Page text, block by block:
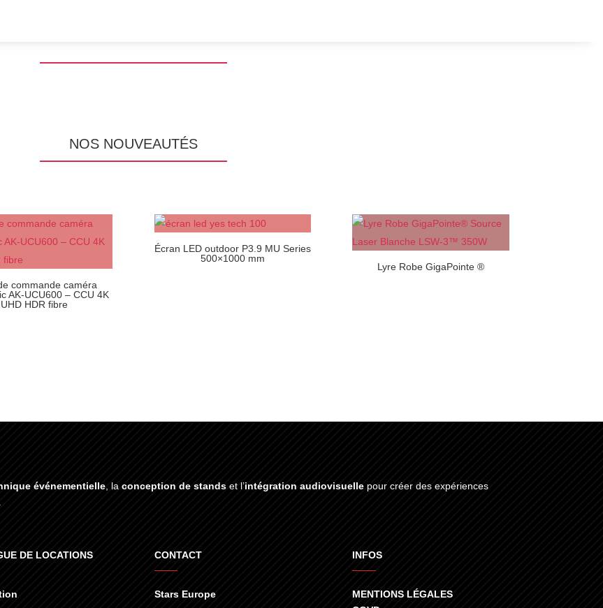
NOS NOUVEAUTÉS
commande caméra
AK-UCU600 – CCU 4K
UHD HDR fibre
Écran LED outdoor P3.9 MU Series
500×1000 mm
Lyre Robe GigaPointe ®
événementielle , laconception de stands et l’intégration audiovisuelle pour créer des expériences
DE LOCATIONS CONTACT
Stars Europe
INFOS
MENTIONS LÉGALES